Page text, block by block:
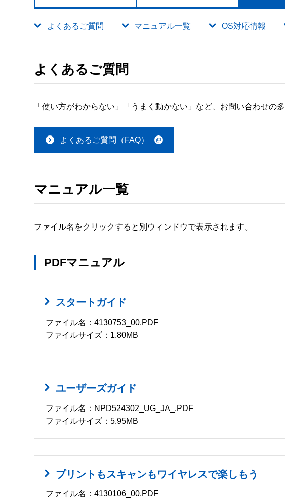
よくあるご質問 マニュアル一覧 OS対応情報
よくあるご質問
「使い方がわからない」「うまく動かない」など、お問い合わせの
よくあるご質問（FAQ）
マニュアル一覧
ファイル名をクリックすると別ウィンドウで表示されます。
PDFマニュアル
スタートガイド
ファイル名：4130753_00.PDF
ファイルサイズ：1.80MB
ユーザーズガイド
ファイル名：NPD524302_UG_JA_.PDF
ファイルサイズ：5.95MB
プリントもスキャンもワイヤレスで楽しもう
ファイル名：4130106_00.PDF